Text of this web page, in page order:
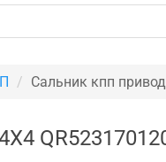
Сальник кпп